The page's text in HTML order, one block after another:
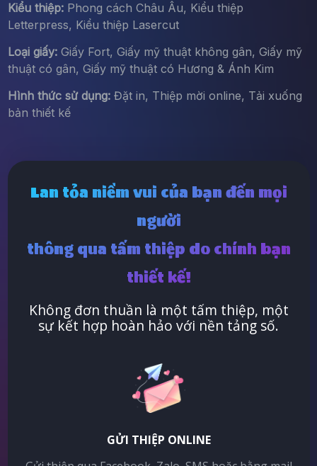
Kiểu thiệp:Phong cách Châu Âu, Kiểu thiệp
Letterpress, Kiểu thiệp Lasercut
Loại giấy:Giấy Fort, Giấy mỹ thuật không gân, Giấy mỹ
thuật có gân, Giấy mỹ thuật có Hương & Ánh Kim
Hình thức sử dụng:Đặt in, Thiệp mời online, Tải xuống
bản thiết kế
Lan tỏa niềm vui của bạn đến mọi
người
thông qua tấm thiệp do chính bạn
thiết kế!
Không đơn thuần là một tấm thiệp, một
sự kết hợp hoàn hảo với nền tảng số.
GỬI THIỆP ONLINE